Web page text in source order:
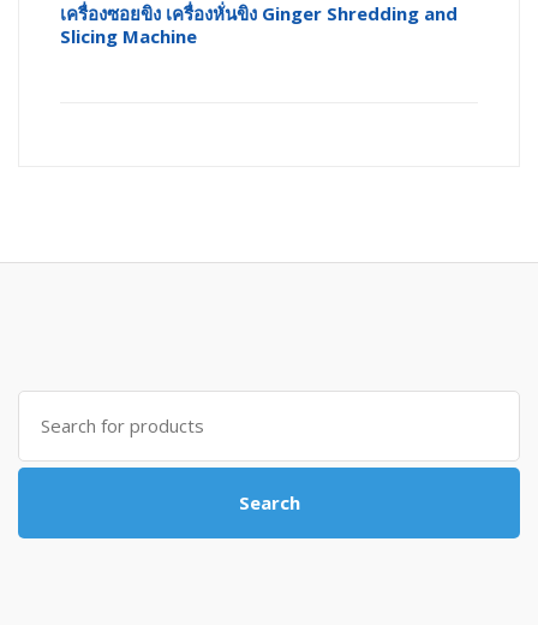
เครื่องซอยขิง เครื่องหั่นขิง Ginger Shredding and
Slicing Machine
Search for:
Search